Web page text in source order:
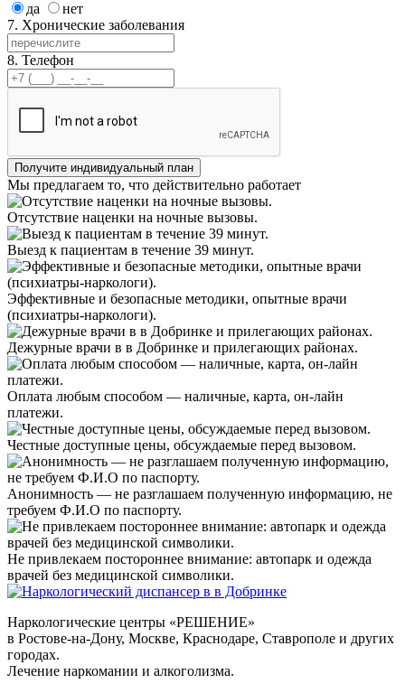
да
нет
7. Хронические заболевания
8. Телефон
Мы предлагаем то, что действительно работает
Отсутствие наценки на ночные вызовы.
Выезд к пациентам в течение 39 минут.
Эффективные и безопасные методики, опытные врачи
(психиатры-наркологи).
Дежурные врачи в в Добринке и прилегающих районах.
Оплата любым способом — наличные, карта, он-лайн
платежи.
Честные доступные цены, обсуждаемые перед вызовом.
Анонимность — не разглашаем полученную информацию, не
требуем Ф.И.О по паспорту.
Не привлекаем постороннее внимание: автопарк и одежда
врачей без медицинской символики.
Наркологические центры «РЕШЕНИЕ»
в Ростове-на-Дону, Москве, Краснодаре, Ставрополе и других
городах.
Лечение наркомании и алкоголизма.